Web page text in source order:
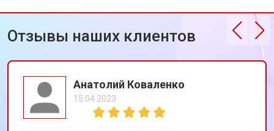
Отзывы наших клиентов
Анатолий Коваленко
15.04.2023